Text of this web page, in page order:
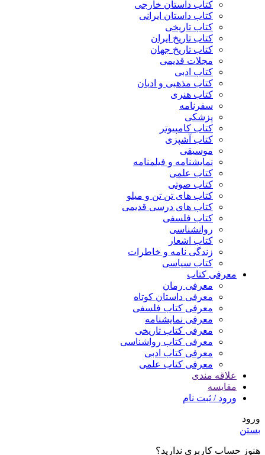
کتاب داستان خارجی
کتاب داستان ایرانی
کتاب تاریخی
کتاب تاریخ ایران
کتاب تاریخ جهان
مجلات قدیمی
کتاب ادبی
کتاب مذهبی و ادیان
کتاب هنری
سفرنامه
پزشکی
کتاب کامپیوتر
کتاب آشپزی
موسیقی
نمایشنامه و فیلمنامه
کتاب علمی
کتاب صوتی
کتاب های تن تن و میلو
کتاب های درسی قدیمی
کتاب فلسفی
روانشناسی
کتاب اشعار
زندگی نامه و خاطرات
کتاب سیاسی
معرفی کتاب
معرفی رمان
معرفی داستان کوتاه
معرفی کتاب فلسفی
معرفی نمایشنامه
معرفی کتاب تاریخی
معرفی کتاب رواشناسی
معرفی کتاب ادبی
معرفی کتاب علمی
علاقه مندی
مقایسه
ورود / ثبت نام
ورود
بستن
هنوز حساب کاربری ندارید؟